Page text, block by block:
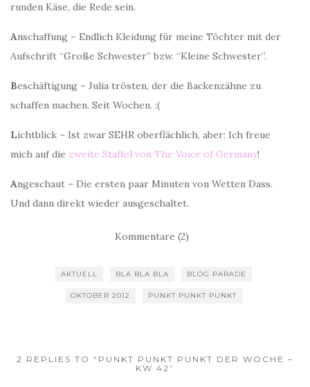
runden Käse, die Rede sein.
Anschaffung – Endlich Kleidung für meine Töchter mit der
Aufschrift “Große Schwester” bzw. “Kleine Schwester”.
Beschäftigung – Julia trösten, der die Backenzähne zu
schaffen machen. Seit Wochen. :(
Lichtblick – Ist zwar SEHR oberflächlich, aber: Ich freue
mich auf die zweite Staffel von The Voice of Germany!
Angeschaut – Die ersten paar Minuten von Wetten Dass.
Und dann direkt wieder ausgeschaltet.
Kommentare (2)
AKTUELL BLA BLA BLA BLOG PARADE
OKTOBER 2012 PUNKT PUNKT PUNKT
2 REPLIES TO “PUNKT PUNKT PUNKT DER WOCHE –
KW 42”